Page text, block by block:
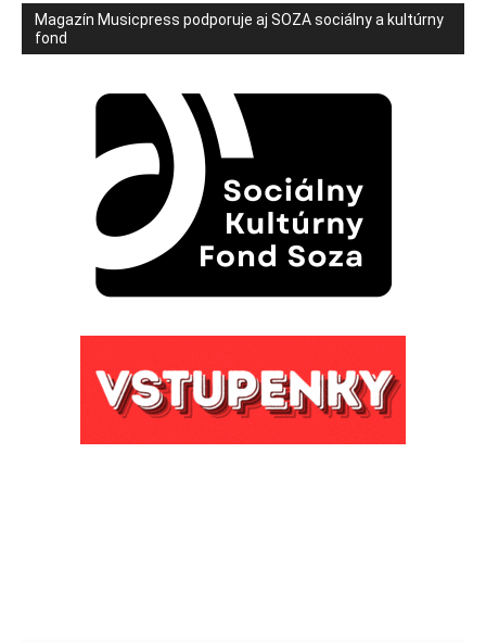
Magazín Musicpress podporuje aj SOZA sociálny a kultúrny
fond